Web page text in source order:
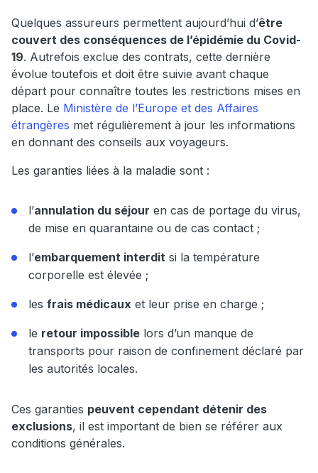
Quelques assureurs permettent aujourd’hui d’être
couvert des conséquences de l’épidémie du Covid-
19. Autrefois exclue des contrats, cette dernière
évolue toutefois et doit être suivie avant chaque
départ pour connaître toutes les restrictions mises en
place. Le Ministère de l’Europe et des Affaires
étrangères met régulièrement à jour les informations
en donnant des conseils aux voyageurs.
Les garanties liées à la maladie sont :
l’annulation du séjour en cas de portage du virus,
de mise en quarantaine ou de cas contact ;
l’embarquement interdit si la température
corporelle est élevée ;
les frais médicaux et leur prise en charge ;
le retour impossible lors d’un manque de
transports pour raison de confinement déclaré par
les autorités locales.
Ces garanties peuvent cependant détenir des
exclusions, il est important de bien se référer aux
conditions générales.